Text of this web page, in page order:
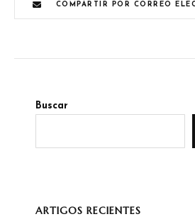
COMPARTIR POR CORREO
Buscar
ARTIGOS RECIENTES